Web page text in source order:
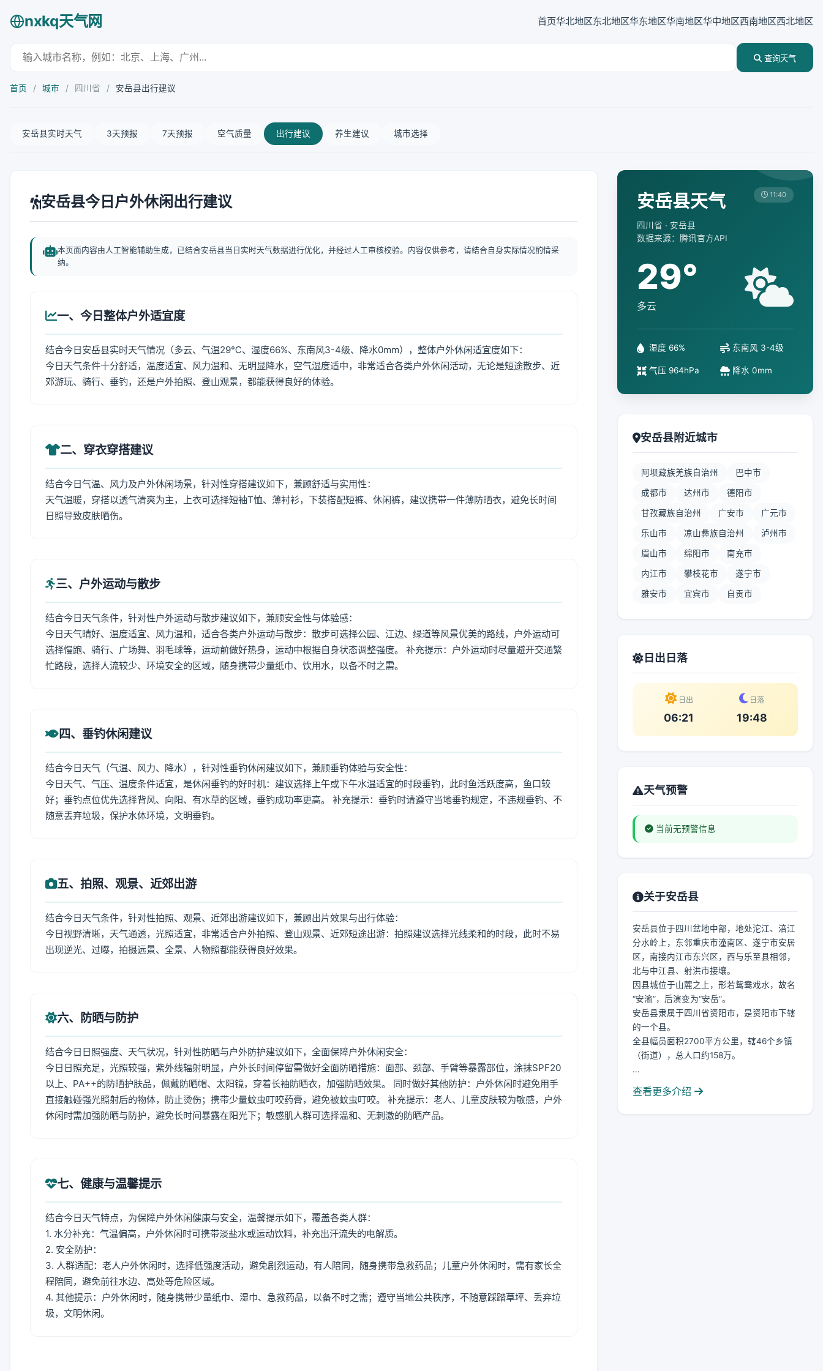
nxkq天气网 首页华北地区东北地区华东地区华南地区华中地区西南地区西北地区
查询天气
首页 / 城市 / 四川省 / 安岳县出行建议
安岳县实时天气 3天预报 7天预报 空气质量 出行建议 养生建议 城市选择
安岳县今日户外休闲出行建议
本页面内容由人工智能辅助生成，已结合安岳县当日实时天气数据进行优化，并经过人工审核校验。内容仅供参考，请结合自身实际情况酌情采
纳。
一、今日整体户外适宜度
结合今日安岳县实时天气情况（多云、气温29℃、湿度66%、东南风3-4级、降水0mm），整体户外休闲适宜度如下：
今日天气条件十分舒适，温度适宜、风力温和、无明显降水，空气湿度适中，非常适合各类户外休闲活动，无论是短途散步、近
郊游玩、骑行、垂钓，还是户外拍照、登山观景，都能获得良好的体验。
二、穿衣穿搭建议
结合今日气温、风力及户外休闲场景，针对性穿搭建议如下，兼顾舒适与实用性：
天气温暖，穿搭以透气清爽为主，上衣可选择短袖T恤、薄衬衫，下装搭配短裤、休闲裤，建议携带一件薄防晒衣，避免长时间
日照导致皮肤晒伤。
三、户外运动与散步
结合今日天气条件，针对性户外运动与散步建议如下，兼顾安全性与体验感：
今日天气晴好、温度适宜、风力温和，适合各类户外运动与散步：散步可选择公园、江边、绿道等风景优美的路线，户外运动可
选择慢跑、骑行、广场舞、羽毛球等，运动前做好热身，运动中根据自身状态调整强度。 补充提示：户外运动时尽量避开交通繁
忙路段，选择人流较少、环境安全的区域，随身携带少量纸巾、饮用水，以备不时之需。
四、垂钓休闲建议
结合今日天气（气温、风力、降水），针对性垂钓休闲建议如下，兼顾垂钓体验与安全性：
今日天气、气压、温度条件适宜，是休闲垂钓的好时机：建议选择上午或下午水温适宜的时段垂钓，此时鱼活跃度高，鱼口较
好；垂钓点位优先选择背风、向阳、有水草的区域，垂钓成功率更高。 补充提示：垂钓时请遵守当地垂钓规定，不违规垂钓、不
随意丢弃垃圾，保护水体环境，文明垂钓。
五、拍照、观景、近郊出游
结合今日天气条件，针对性拍照、观景、近郊出游建议如下，兼顾出片效果与出行体验：
今日视野清晰，天气通透，光照适宜，非常适合户外拍照、登山观景、近郊短途出游：拍照建议选择光线柔和的时段，此时不易
出现逆光、过曝，拍摄远景、全景、人物照都能获得良好效果。
六、防晒与防护
结合今日日照强度、天气状况，针对性防晒与户外防护建议如下，全面保障户外休闲安全：
今日日照充足，光照较强，紫外线辐射明显，户外长时间停留需做好全面防晒措施：面部、颈部、手臂等暴露部位，涂抹SPF20
以上、PA++的防晒护肤品，佩戴防晒帽、太阳镜，穿着长袖防晒衣，加强防晒效果。 同时做好其他防护：户外休闲时避免用手
直接触碰强光照射后的物体，防止烫伤；携带少量蚊虫叮咬药膏，避免被蚊虫叮咬。 补充提示：老人、儿童皮肤较为敏感，户外
休闲时需加强防晒与防护，避免长时间暴露在阳光下；敏感肌人群可选择温和、无刺激的防晒产品。
七、健康与温馨提示
结合今日天气特点，为保障户外休闲健康与安全，温馨提示如下，覆盖各类人群：
1. 水分补充：气温偏高，户外休闲时可携带淡盐水或运动饮料，补充出汗流失的电解质。
2. 安全防护：
3. 人群适配：老人户外休闲时，选择低强度活动，避免剧烈运动，有人陪同，随身携带急救药品；儿童户外休闲时，需有家长全
程陪同，避免前往水边、高处等危险区域。
4. 其他提示：户外休闲时，随身携带少量纸巾、湿巾、急救药品，以备不时之需；遵守当地公共秩序，不随意踩踏草坪、丢弃垃
圾，文明休闲。
安岳县天气
四川省 · 安岳县
数据来源：腾讯官方API
11:40
29°
多云
湿度 66% 东南风 3-4级
气压 964hPa 降水 0mm
安岳县附近城市
阿坝藏族羌族自治州 巴中市
成都市 达州市 德阳市
甘孜藏族自治州 广安市 广元市
乐山市 凉山彝族自治州 泸州市
眉山市 绵阳市 南充市
内江市 攀枝花市 遂宁市
雅安市 宜宾市 自贡市
日出日落
日出
06:21
日落
19:48
天气预警
当前无预警信息
关于安岳县
安岳县位于四川盆地中部，地处沱江、涪江
分水岭上，东邻重庆市潼南区、遂宁市安居
区，南接内江市东兴区，西与乐至县相邻，
北与中江县、射洪市接壤。
因县城位于山麓之上，形若鸳鸯戏水，故名
“安渝”，后演变为“安岳”。
安岳县隶属于四川省资阳市，是资阳市下辖
的一个县。
全县幅员面积2700平方公里，辖46个乡镇
（街道），总人口约158万。
...
查看更多介绍